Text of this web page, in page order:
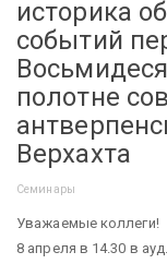
историка
событий
полотне
Верхахта
Семинары
Уважаемые коллеги!
8 апреля в 14.30 в